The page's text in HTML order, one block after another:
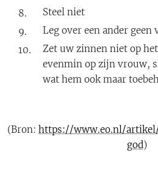
Steel niet
Leg over een ander geen
Zet uw zinnen niet op
evenmin op zijn vrouw,
wat hem ook maar
(Bron: https://www.eo.nl/
god)